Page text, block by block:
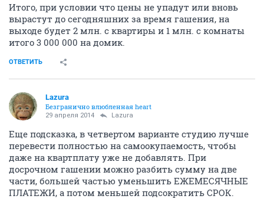
Итого, при условии что цены не упадут или вновь
вырастут до сегодняшних за время гашения, на
выходе будет 2 млн. с квартиры и 1 млн. с комнаты
итого 3 000 000 на домик.
ОТВЕТИТЬ
Lazura
Безгранично влюбленная heart
29 апреля 2014 Lazura
Еще подсказка, в четвертом варианте студию лучше
перевести полностью на самоокупаемость, чтобы
даже на квартплату уже не добавлять. При
досрочном гашении можно разбить сумму на две
части, большей частью уменьшить ЕЖЕМЕСЯЧНЫЕ
ПЛАТЕЖИ, а потом меньшей подсократить СРОК.